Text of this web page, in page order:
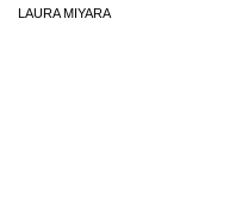
LAURA MIYARA